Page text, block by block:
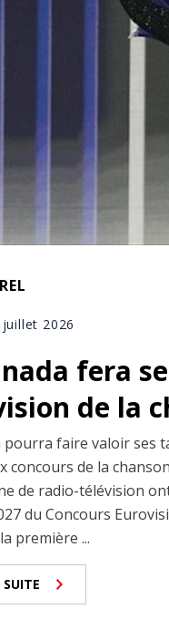
2026
fera
de la
pourra faire valoir ses
concours de la
de radio-télévision
du Concours
première ...